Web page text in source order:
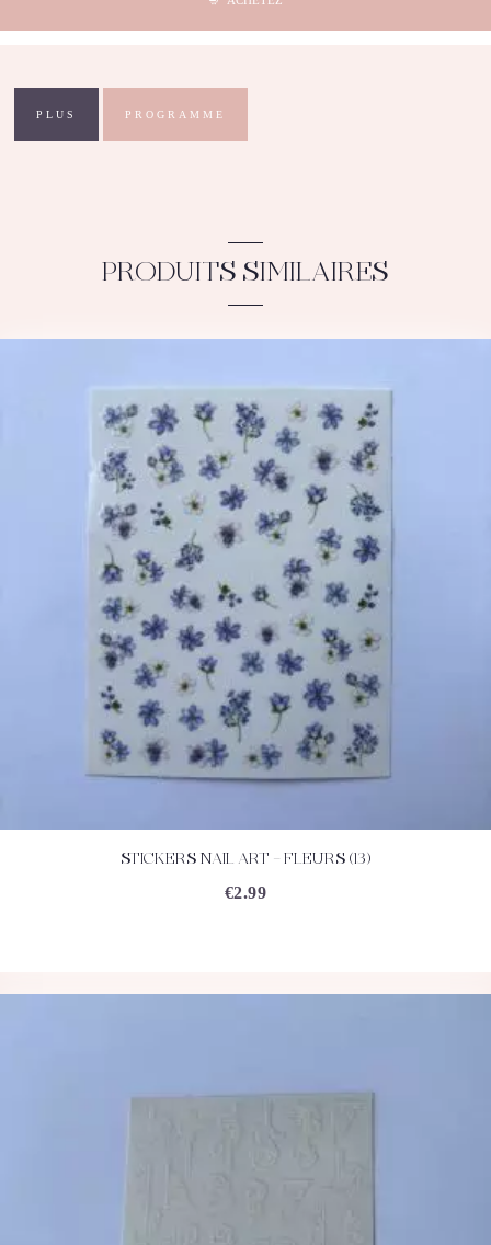
PLUS PROGRAMME
PRODUITS SIMILAIRES
ACHETEZ DÉTAILS
STICKERS NAIL ART – FLEURS (13)
€2.99